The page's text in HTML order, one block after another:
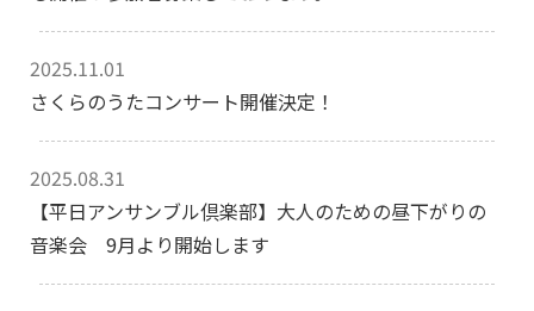
2025.11.01
さくらのうたコンサート開催決定！
2025.08.31
【平日アンサンブル倶楽部】大人のための昼下がりの
音楽会 9月より開始します